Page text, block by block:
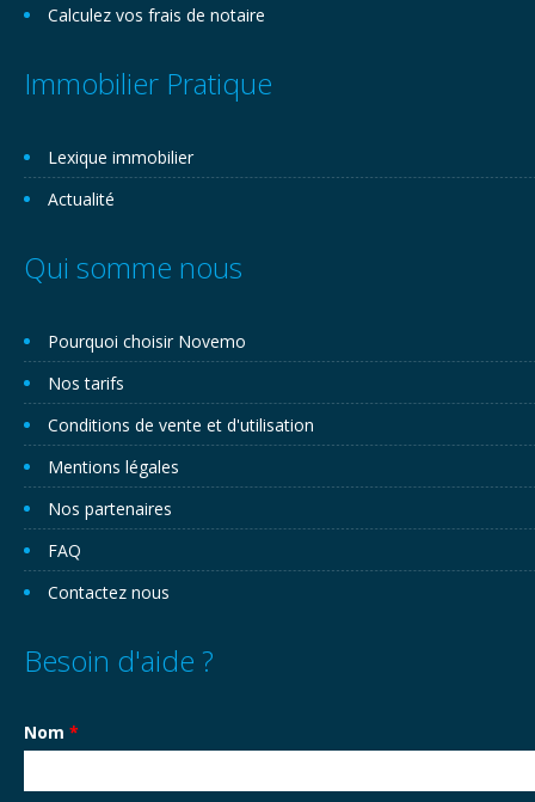
Calculez vos frais de notaire
Immobilier Pratique
Lexique immobilier
Actualité
Qui somme nous
Pourquoi choisir Novemo
Nos tarifs
Conditions de vente et d'utilisation
Mentions légales
Nos partenaires
FAQ
Contactez nous
Besoin d'aide ?
Nom *